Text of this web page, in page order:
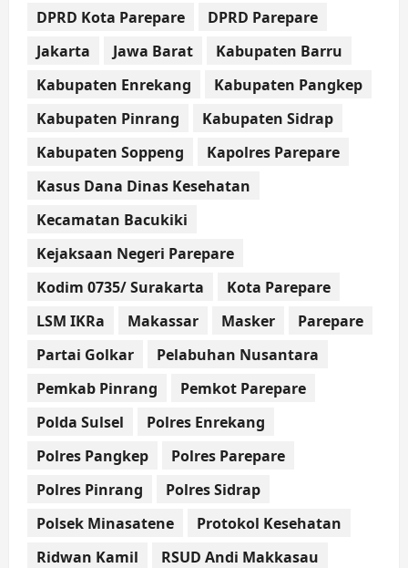
DPRD Kota Parepare
DPRD Parepare
Jakarta
Jawa Barat
Kabupaten Barru
Kabupaten Enrekang
Kabupaten Pangkep
Kabupaten Pinrang
Kabupaten Sidrap
Kabupaten Soppeng
Kapolres Parepare
Kasus Dana Dinas Kesehatan
Kecamatan Bacukiki
Kejaksaan Negeri Parepare
Kodim 0735/ Surakarta
Kota Parepare
LSM IKRa
Makassar Masker
Parepare
Partai Golkar
Pelabuhan Nusantara
Pemkab Pinrang
Pemkot Parepare
Polda Sulsel
Polres Enrekang
Polres Pangkep
Polres Parepare
Polres Pinrang
Polres Sidrap
Polsek Minasatene
Protokol Kesehatan
Ridwan Kamil
RSUD Andi Makkasau